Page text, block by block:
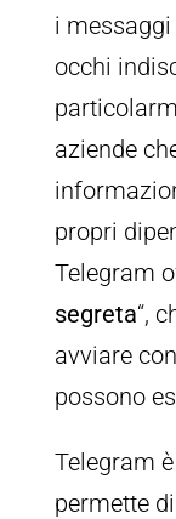
i
occhi
aziende
propri
Telegram
segreta“,
avviare
possono
Telegram
permette